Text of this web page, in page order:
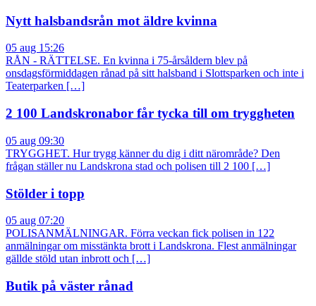
Nytt halsbandsrån mot äldre kvinna
05 aug 15:26
RÅN - RÄTTELSE. En kvinna i 75-årsåldern blev på
onsdagsförmiddagen rånad på sitt halsband i Slottsparken och inte i
Teaterparken […]
2 100 Landskronabor får tycka till om tryggheten
05 aug 09:30
TRYGGHET. Hur trygg känner du dig i ditt närområde? Den
frågan ställer nu Landskrona stad och polisen till 2 100 […]
Stölder i topp
05 aug 07:20
POLISANMÄLNINGAR. Förra veckan fick polisen in 122
anmälningar om misstänkta brott i Landskrona. Flest anmälningar
gällde stöld utan inbrott och […]
Butik på väster rånad